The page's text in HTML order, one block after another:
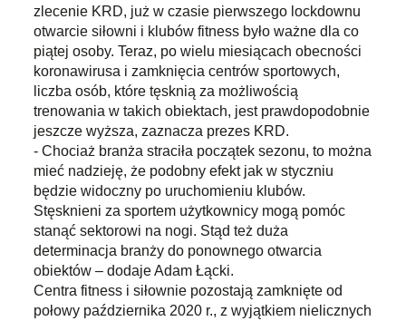
zlecenie KRD, już w czasie pierwszego lockdownu
otwarcie siłowni i klubów fitness było ważne dla co
piątej osoby. Teraz, po wielu miesiącach obecności
koronawirusa i zamknięcia centrów sportowych,
liczba osób, które tęsknią za możliwością
trenowania w takich obiektach, jest prawdopodobnie
jeszcze wyższa, zaznacza prezes KRD.
- Chociaż branża straciła początek sezonu, to można
mieć nadzieję, że podobny efekt jak w styczniu
będzie widoczny po uruchomieniu klubów.
Stęsknieni za sportem użytkownicy mogą pomóc
stanąć sektorowi na nogi. Stąd też duża
determinacja branży do ponownego otwarcia
obiektów – dodaje Adam Łącki.
Centra fitness i siłownie pozostają zamknięte od
połowy października 2020 r., z wyjątkiem nielicznych